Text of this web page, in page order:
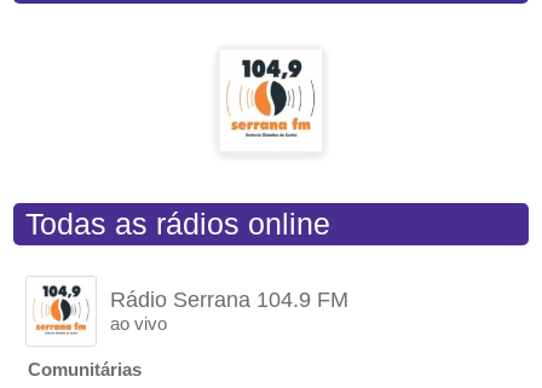
Todas as rádios online
Rádio Serrana 104.9 FM
ao vivo
Comunitárias